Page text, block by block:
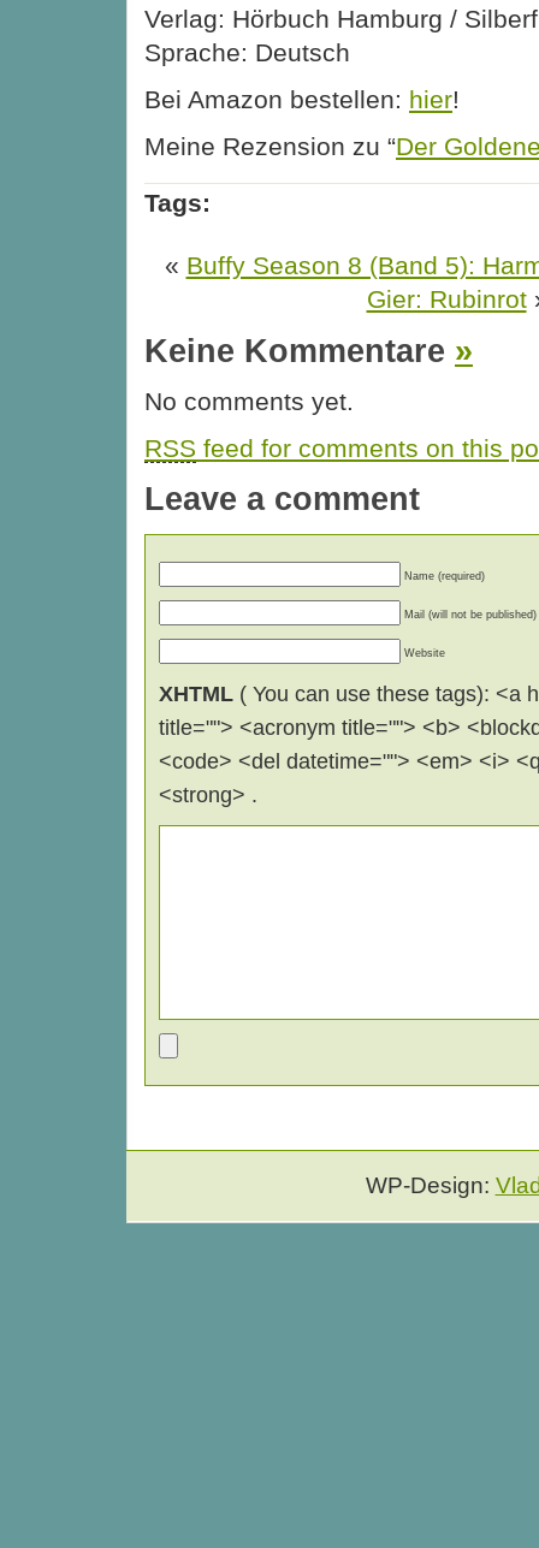
Verlag: Hörbuch Hamburg /
Sprache: Deutsch
Bei Amazon bestellen: hier!
Meine Rezension zu “Der
Tags:
« Buffy Season 8 (Band 5):
Gier: Rubinrot
Keine Kommentare »
No comments yet.
RSS feed for comments on this
Leave a comment
Name (required)
Mail (will not be published)
Website
XHTML ( You can use these tags): <a
title=""> <acronym title=""> <b>
<code> <del datetime=""> <em> <i>
<strong> .
WP-Design: